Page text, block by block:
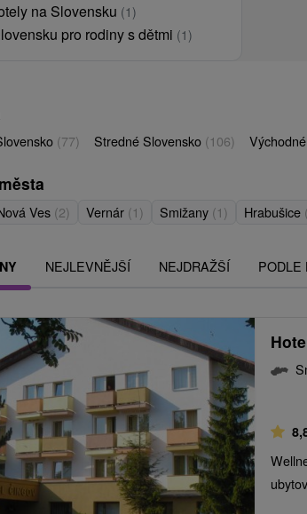
na Slovensku (1)
pro rodiny s dětmi (1)
(77) Stredné Slovensko (106)
Ves (2) Vernár (1) Smižany (1) Hrabušice
NEJLEVNĚJŠÍ NEJDRAŽŠÍ PODLE